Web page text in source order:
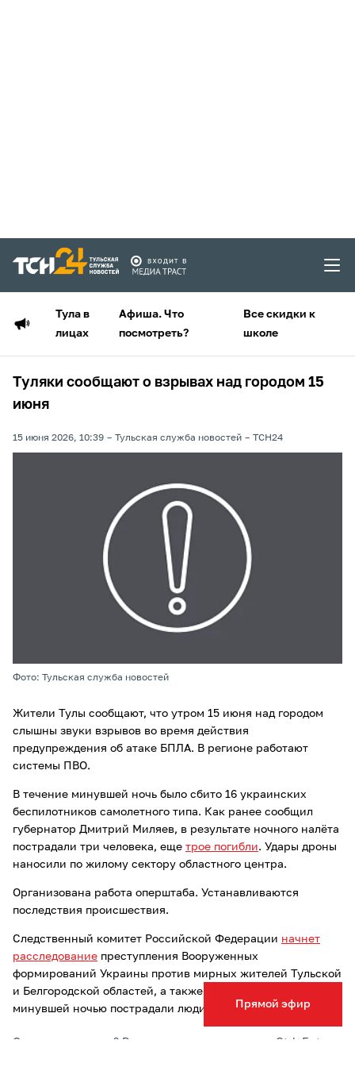
Тула в
лицах
Афиша. Что
посмотреть?
Все скидки к
школе
Прямой эфир
Туляки сообщают о взрывах над городом 15
июня
15 июня 2026, 10:39 Тульская служба новостей ТСН24
Фото: Тульская служба новостей
Жители Тулы сообщают, что утром 15 июня над городом
слышны звуки взрывов во время действия
предупреждения об атаке БПЛА. В регионе работают
системы ПВО.
В течение минувшей ночь было сбито 16 украинских
беспилотников самолетного типа. Как ранее сообщил
губернатор Дмитрий Миляев, в результате ночного налёта
пострадали три человека, еще трое погибли. Удары дроны
наносили по жилому сектору областного центра.
Организована работа оперштаба. Устанавливаются
последствия происшествия.
Следственный комитет Российской Федерации начнет
расследование преступления Вооруженных
формирований Украины против мирных жителей Тульской
и Белгородской областей, а также ДНР и ЛНР, где
минувшей ночью пострадали люди.
Опечатка в тексте? Выделите слово и нажмите Ctrl+Enter